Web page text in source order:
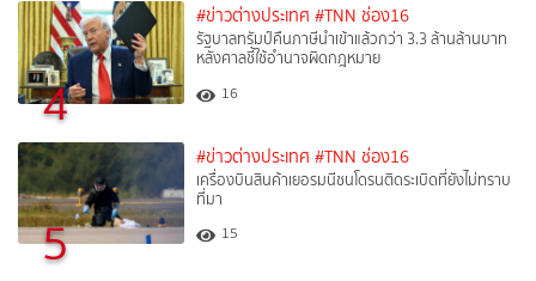
4
#ข่าวต่างประเทศ #TNN ช่อง16
รัฐบาลทรัมป์คืนภาษีนำเข้าแล้วกว่า 3.3 ล้านล้านบาท
หลังศาลชี้ใช้อำนาจผิดกฎหมาย
16
5
#ข่าวต่างประเทศ #TNN ช่อง16
เครื่องบินสินค้าเยอรมนีชนโดรนติดระเบิดที่ยังไม่ทราบ
ที่มา
15